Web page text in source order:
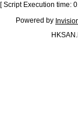
[ Script Execution time:
Powered by